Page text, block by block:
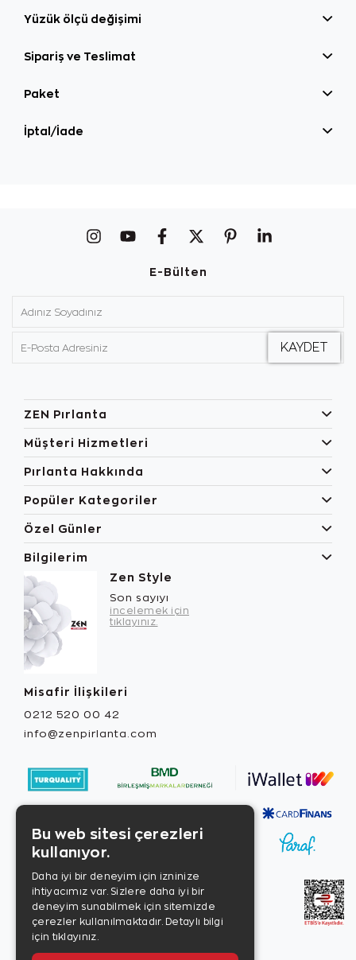
Yüzük ölçü değişimi
Sipariş ve Teslimat
Paket
İptal/İade
E-Bülten
ZEN Pırlanta
Müşteri Hizmetleri
Pırlanta Hakkında
Popüler Kategoriler
Özel Günler
Bilgilerim
Zen Style
Son sayıyı
incelemek için
tıklayınız.
Misafir İlişkileri
0212 520 00 42
info@zenpirlanta.com
Bu web sitesi çerezleri
kullanıyor.
Daha iyi bir deneyim için izninize
ihtiyacımız var. Sizlere daha iyi bir
deneyim sunabilmek için sitemizde
çerezler kullanılmaktadır. Detaylı bilgi
için tıklayınız.